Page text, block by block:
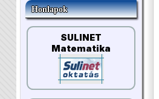
Honlapok
SULINET
Matematika